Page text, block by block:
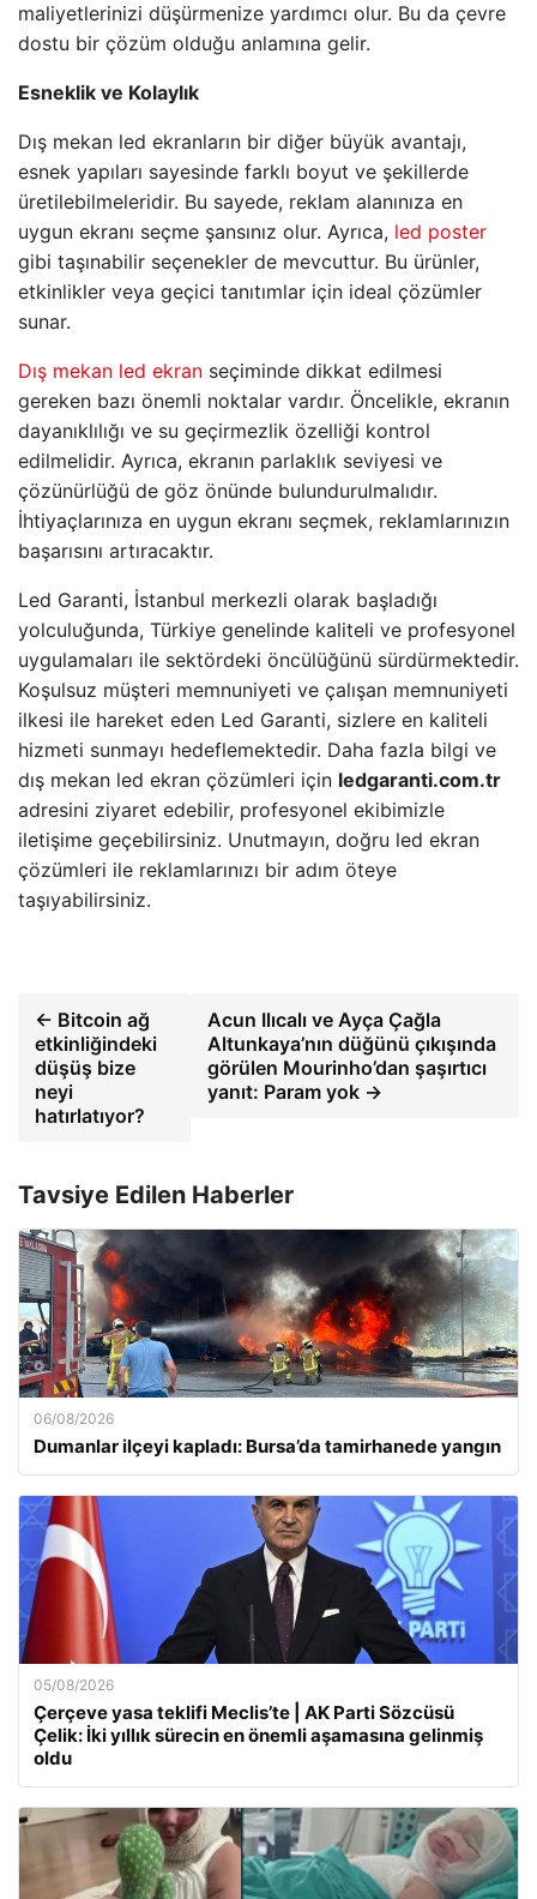
maliyetlerinizi düşürmenize yardımcı olur. Bu da çevre
dostu bir çözüm olduğu anlamına gelir.
Esneklik ve Kolaylık
Dış mekan led ekranların bir diğer büyük avantajı,
esnek yapıları sayesinde farklı boyut ve şekillerde
üretilebilmeleridir. Bu sayede, reklam alanınıza en
uygun ekranı seçme şansınız olur. Ayrıca, led poster
gibi taşınabilir seçenekler de mevcuttur. Bu ürünler,
etkinlikler veya geçici tanıtımlar için ideal çözümler
sunar.
Dış mekan led ekran seçiminde dikkat edilmesi
gereken bazı önemli noktalar vardır. Öncelikle, ekranın
dayanıklılığı ve su geçirmezlik özelliği kontrol
edilmelidir. Ayrıca, ekranın parlaklık seviyesi ve
çözünürlüğü de göz önünde bulundurulmalıdır.
İhtiyaçlarınıza en uygun ekranı seçmek, reklamlarınızın
başarısını artıracaktır.
Led Garanti, İstanbul merkezli olarak başladığı
yolculuğunda, Türkiye genelinde kaliteli ve profesyonel
uygulamaları ile sektördeki öncülüğünü sürdürmektedir.
Koşulsuz müşteri memnuniyeti ve çalışan memnuniyeti
ilkesi ile hareket eden Led Garanti, sizlere en kaliteli
hizmeti sunmayı hedeflemektedir. Daha fazla bilgi ve
dış mekan led ekran çözümleri için ledgaranti.com.tr
adresini ziyaret edebilir, profesyonel ekibimizle
iletişime geçebilirsiniz. Unutmayın, doğru led ekran
çözümleri ile reklamlarınızı bir adım öteye
taşıyabilirsiniz.
← Bitcoin ağ
etkinliğindeki
düşüş bize
neyi
hatırlatıyor?
Acun Ilıcalı ve Ayça Çağla
Altunkaya’nın düğünü çıkışında
görülen Mourinho’dan şaşırtıcı
yanıt: Param yok →
Tavsiye Edilen Haberler
06/08/2026
Dumanlar ilçeyi kapladı: Bursa’da tamirhanede yangın
05/08/2026
Çerçeve yasa teklifi Meclis’te | AK Parti Sözcüsü
Çelik: İki yıllık sürecin en önemli aşamasına gelinmiş
oldu